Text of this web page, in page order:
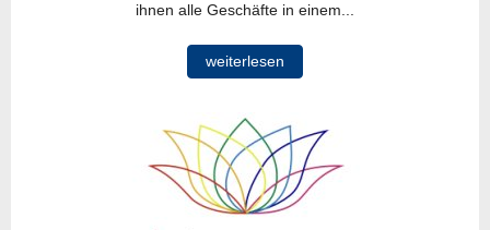
ihnen alle Geschäfte in einem...
weiterlesen